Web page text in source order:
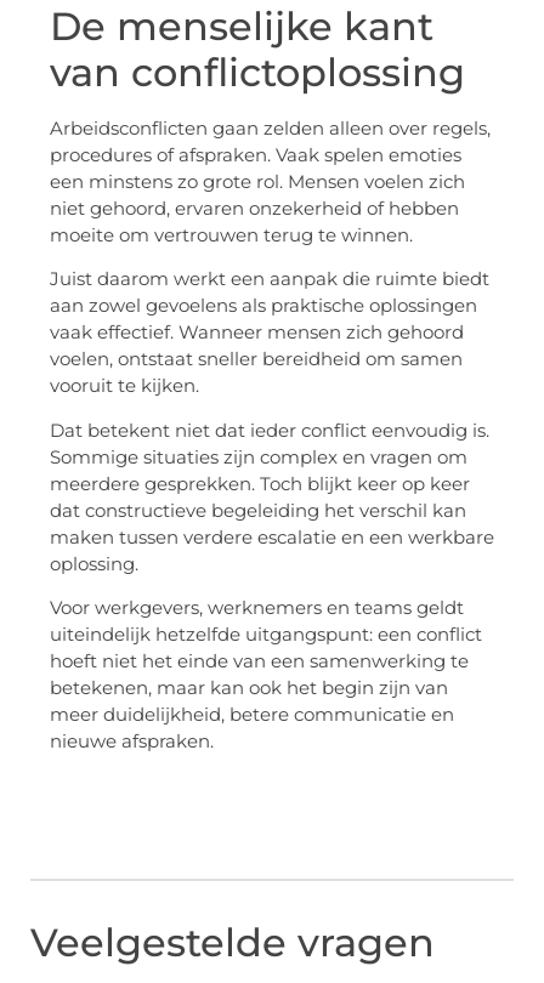
De menselijke kant
van conflictoplossing
Arbeidsconflicten gaan zelden alleen over regels,
procedures of afspraken. Vaak spelen emoties
een minstens zo grote rol. Mensen voelen zich
niet gehoord, ervaren onzekerheid of hebben
moeite om vertrouwen terug te winnen.
Juist daarom werkt een aanpak die ruimte biedt
aan zowel gevoelens als praktische oplossingen
vaak effectief. Wanneer mensen zich gehoord
voelen, ontstaat sneller bereidheid om samen
vooruit te kijken.
Dat betekent niet dat ieder conflict eenvoudig is.
Sommige situaties zijn complex en vragen om
meerdere gesprekken. Toch blijkt keer op keer
dat constructieve begeleiding het verschil kan
maken tussen verdere escalatie en een werkbare
oplossing.
Voor werkgevers, werknemers en teams geldt
uiteindelijk hetzelfde uitgangspunt: een conflict
hoeft niet het einde van een samenwerking te
betekenen, maar kan ook het begin zijn van
meer duidelijkheid, betere communicatie en
nieuwe afspraken.
Veelgestelde vragen